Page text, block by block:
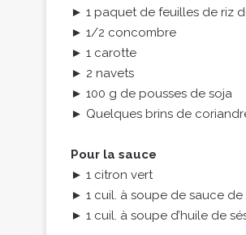
► 1 paquet de feuilles de riz
► 1/2 concombre
► 1 carotte
► 2 navets
► 100 g de pousses de soja
► Quelques brins de
Pour la sauce
► 1 citron vert
► 1 cuil. à soupe de sauce de
► 1 cuil. à soupe d’huile de